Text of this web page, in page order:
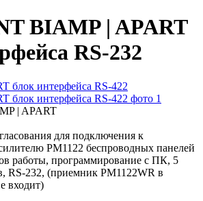
BIAMP | APART
RS-232
| APART
для подключения к
PM1122 беспроводных панелей
работы, программирование с ПК, 5
RS-232, (приемник PM1122WR в
входит)